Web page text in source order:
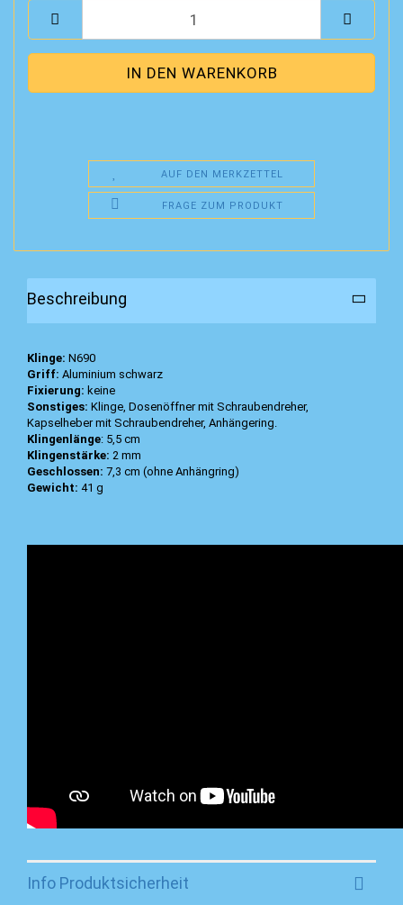
AUF DEN MERKZETTEL
FRAGE ZUM PRODUKT
Beschreibung
Klinge: N690
Griff: Aluminium schwarz
Fixierung: keine
Sonstiges: Klinge, Dosenöffner mit Schraubendreher,
Kapselheber mit Schraubendreher, Anhängering.
Klingenlänge: 5,5 cm
Klingenstärke: 2 mm
Geschlossen: 7,3 cm (ohne Anhängring)
Gewicht: 41 g
Info Produktsicherheit